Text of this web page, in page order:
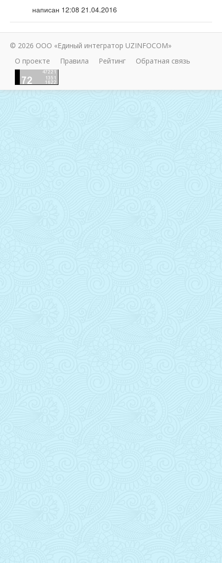
написан 12:08 21.04.2016
© 2026 ООО «Единый интегратор UZINFOCOM»
О проекте
Правила Рейтинг Обратная связь